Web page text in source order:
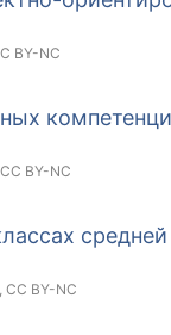
BY-NC
CC BY-NC
CC BY-NC